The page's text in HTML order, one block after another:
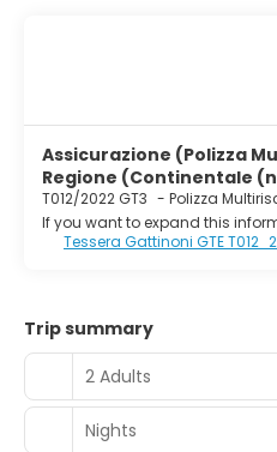
Assicurazione (Polizza
Regione (Continentale
T012/2022 GT3 - Polizza
If you want to expand this
Tessera Gattinoni GTE
Trip summary
2 Adults
Nights